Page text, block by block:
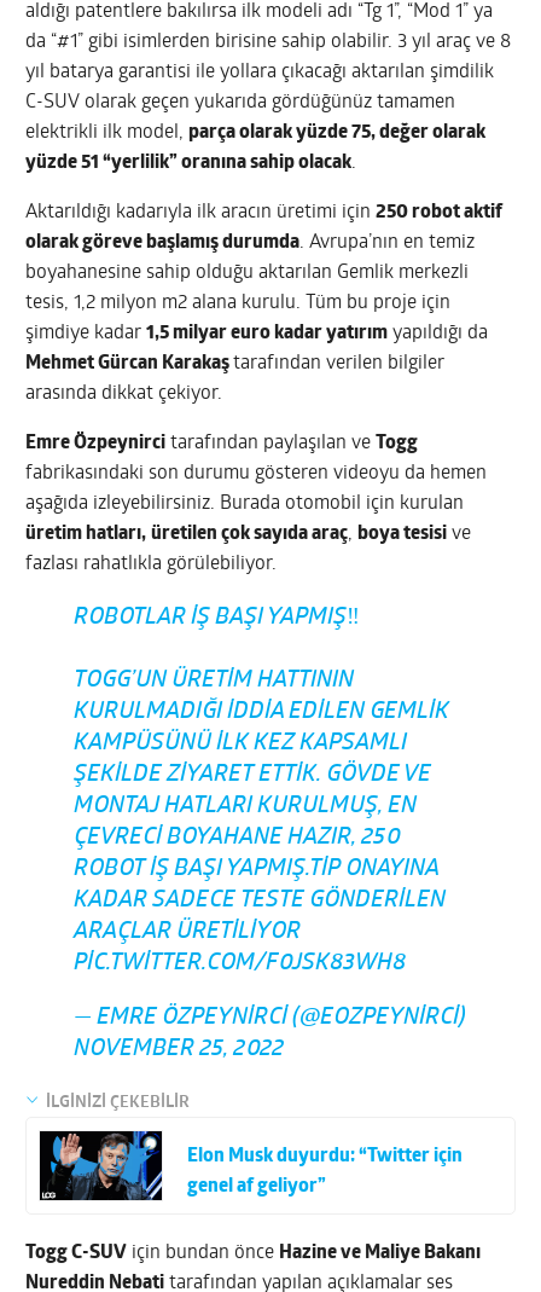
aldığı patentlere bakılırsa ilk modeli adı “Tg 1”, “Mod 1” ya
da “#1” gibi isimlerden birisine sahip olabilir. 3 yıl araç ve 8
yıl batarya garantisi ile yollara çıkacağı aktarılan şimdilik
C-SUV olarak geçen yukarıda gördüğünüz tamamen
elektrikli ilk model,parça olarak yüzde 75, değer olarak
yüzde 51 “yerlilik” oranına sahip olacak.
Aktarıldığı kadarıyla ilk aracın üretimi için250 robot aktif
olarak göreve başlamış durumda. Avrupa’nın en temiz
boyahanesine sahip olduğu aktarılan Gemlik merkezli
tesis, 1,2 milyon m2 alana kurulu. Tüm bu proje için
şimdiye kadar1,5 milyar euro kadar yatırım yapıldığı da
Mehmet Gürcan Karakaştarafından verilen bilgiler
arasında dikkat çekiyor.
Emre Özpeynirci tarafından paylaşılan ve
Togg
fabrikasındaki son durumu gösteren videoyu da hemen
aşağıda izleyebilirsiniz. Burada otomobil için kurulan
üretim hatları, üretilen çok sayıda araç, boya tesisi ve
fazlası rahatlıkla görülebiliyor.
ROBOTLAR IŞ BAŞI YAPMIŞ‼️
TOGG’UN ÜRETIM HATTININ
KURULMADIĞI IDDIA EDILEN GEMLIK
KAMPÜSÜNÜ ILK KEZ KAPSAMLI
ŞEKILDE ZIYARET ETTIK. GÖVDE VE
MONTAJ HATLARI KURULMUŞ, EN
ÇEVRECI BOYAHANE HAZIR, 250
ROBOT IŞ BAŞI YAPMIŞ.TIP ONAYINA
KADAR SADECE TESTE GÖNDERILEN
ARAÇLAR ÜRETILIYOR
PIC.TWITTER.COM/F0JSK83WH8
— EMRE ÖZPEYNIRCI (@EOZPEYNIRCI)
NOVEMBER 25, 2022
İLGİNİZİ ÇEKEBİLİR
Elon Musk duyurdu: “Twitter için
genel af geliyor”
Togg C-SUV için bundan önce Hazine ve Maliye Bakanı
Nureddin Nebati tarafından yapılan açıklamalar ses